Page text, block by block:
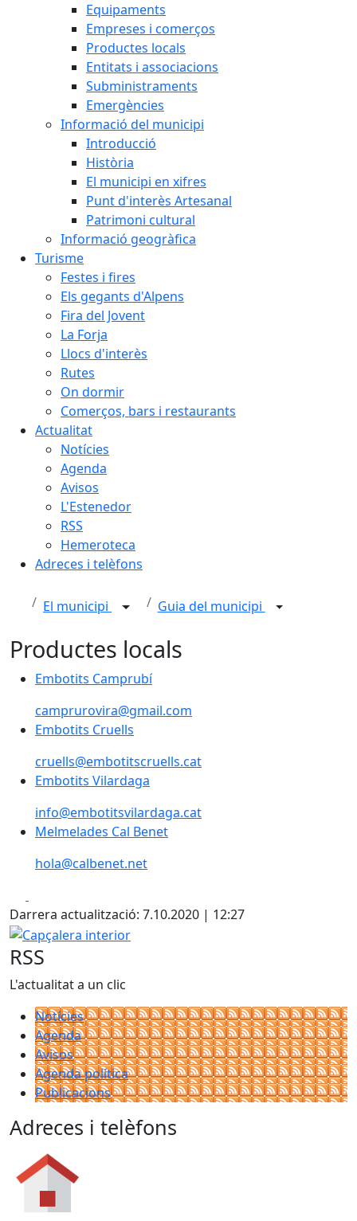
Equipaments
Empreses i comerços
Productes locals
Entitats i associacions
Subministraments
Emergències
Informació del municipi
Introducció
Història
El municipi en xifres
Punt d'interès Artesanal
Patrimoni cultural
Informació geogràfica
Turisme
Festes i fires
Els gegants d'Alpens
Fira del Jovent
La Forja
Llocs d'interès
Rutes
On dormir
Comerços, bars i restaurants
Actualitat
Notícies
Agenda
Avisos
L'Estenedor
RSS
Hemeroteca
Adreces i telèfons
El municipi Guia del municipi
Productes locals
Embotits Camprubí
Embotits Camprubí
camprurovira@gmail.com
Embotits Cruells
Embotits Cruells
cruells@embotitscruells.cat
Embotits Vilardaga
Embotits Vilardaga
info@embotitsvilardaga.cat
Melmelades Cal Benet
Melmelades Cal Benet
hola@calbenet.net
Darrera actualització: 7.10.2020 | 12:27
Capçalera interior
RSS
L'actualitat a un clic
Notícies
Agenda
Avisos
Agenda política
Publicacions
Adreces i telèfons